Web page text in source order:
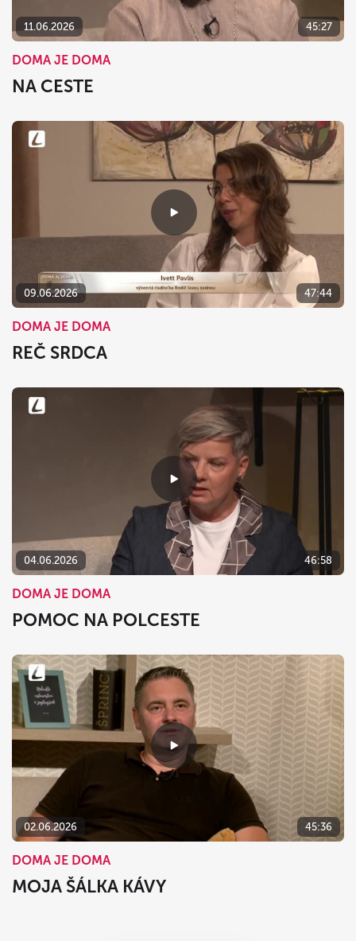
11.06.2026 45:27
DOMA JE DOMA
NA CESTE
09.06.2026 47:44
DOMA JE DOMA
REČ SRDCA
04.06.2026 46:58
DOMA JE DOMA
POMOC NA POLCESTE
02.06.2026 45:36
DOMA JE DOMA
MOJA ŠÁLKA KÁVY